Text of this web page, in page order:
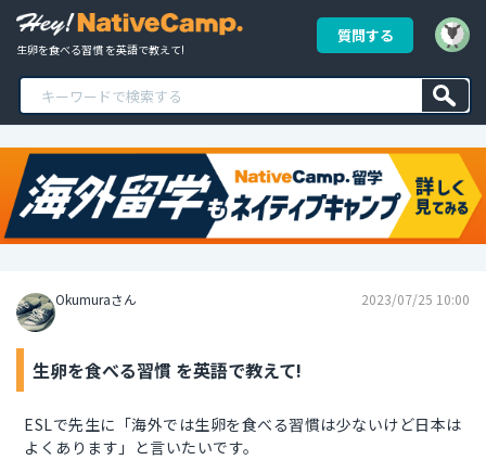
生卵を食べる習慣 を英語で教えて!
質問する
Okumuraさん 2023/07/25 10:00
生卵を食べる習慣 を英語で教えて!
ESLで先生に「海外では生卵を食べる習慣は少ないけど日本は
よくあります」と言いたいです。